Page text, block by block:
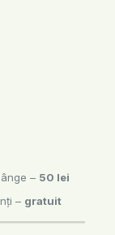
– 50 lei
– gratuit